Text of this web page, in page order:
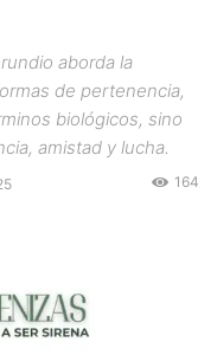
aborda la
de pertenencia,
biológicos, sino
amistad y lucha.
164